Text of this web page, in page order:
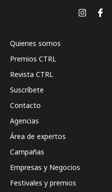
Quienes somos
Premios CTRL
Revista CTRL
Suscríbete
Contacto
Agencias
Área de expertos
Campañas
Empresas y Negocios
Festivales y premios